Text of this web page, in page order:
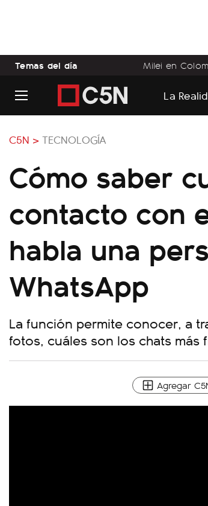
Temas del día Milei en
La
C5N > TECNOLOGÍA
Cómo saber
contacto con
habla una
WhatsApp
La función permite conocer, a
fotos, cuáles son los chats más
Agregar